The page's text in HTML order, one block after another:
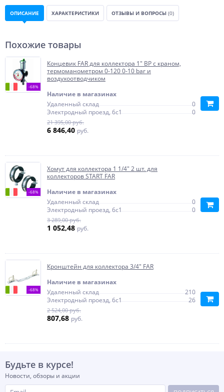
ОПИСАНИЕ ХАРАКТЕРИСТИКИ ОТЗЫВЫ И ВОПРОСЫ (0)
Похожие товары
-68%
Концевик FAR для коллектора 1" ВР с краном,
термоманометром 0-120 0-10 bar и
воздухоотводчиком
Наличие в магазинах
Удаленный склад
0
Электродный проезд, 6с1
0
21 395,00 руб.
6 846,40 руб.
-68%
Хомут для коллектора 1 1/4" 2 шт. для
коллекторов START FAR
Наличие в магазинах
Удаленный склад
0
Электродный проезд, 6с1
0
3 289,00 руб.
1 052,48 руб.
-68%
Кронштейн для коллектора 3/4" FAR
Наличие в магазинах
Удаленный склад
210
Электродный проезд, 6с1
26
2 524,00 руб.
807,68 руб.
Будьте в курсе!
Новости, обзоры и акции